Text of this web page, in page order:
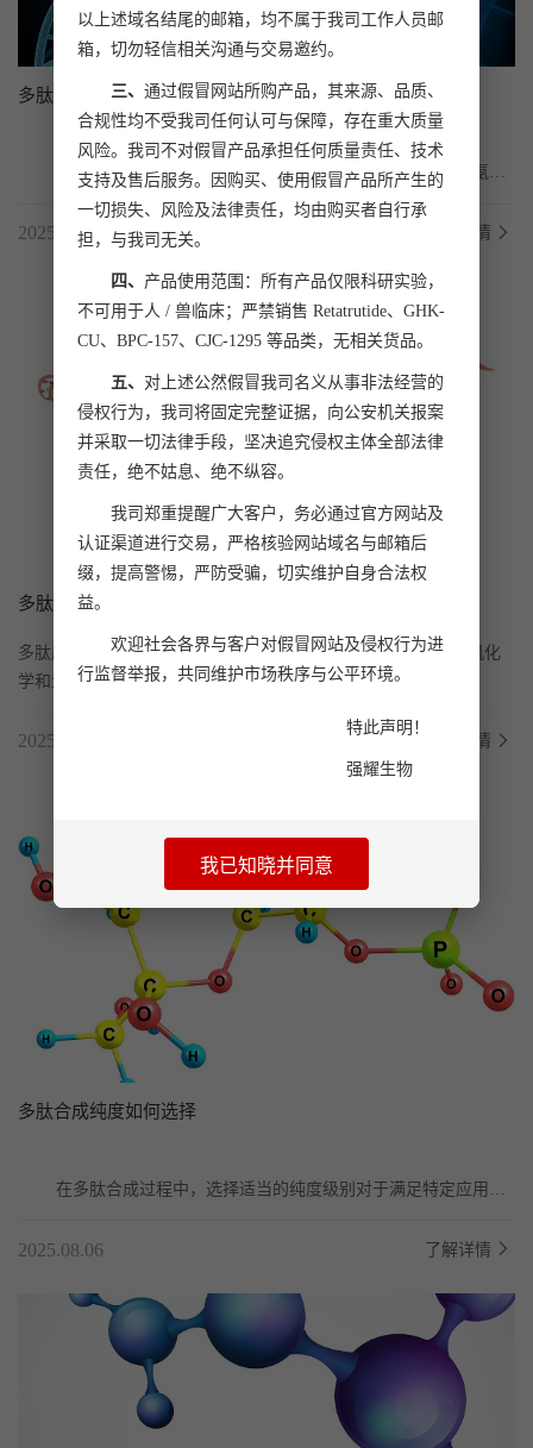
多肽文库合成
	多肽文库合成是一种高通量技术，用于合成大量具有不同氨基
酸序列的多肽分子集合，广泛应用于药物发现、表位...
2025.08.12 了解详情
多肽序列合成
多肽序列合成是一个复杂但至关重要的过程，在生物化学、有机化
学和生物技术领域具有广泛的应用。以下是对多肽序...
2025.08.08 了解详情
多肽合成纯度如何选择
	在多肽合成过程中，选择适当的纯度级别对于满足特定应用需
2025.08.06 了解详情
以上述域名结尾的邮箱，均不属于我司工作人员邮
箱，切勿轻信相关沟通与交易邀约。
三、 通过假冒网站所购产品，其来源、品质、
合规性均不受我司任何认可与保障，存在重大质量
风险。我司不对假冒产品承担任何质量责任、技术
支持及售后服务。因购买、使用假冒产品所产生的
一切损失、风险及法律责任，均由购买者自行承
担，与我司无关。
四、 产品使用范围：所有产品仅限科研实验，
不可用于人 / 兽临床；严禁销售 Retatrutide、GHK-
CU、BPC-157、CJC-1295 等品类，无相关货品。
五、 对上述公然假冒我司名义从事非法经营的
侵权行为，我司将固定完整证据，向公安机关报案
并采取一切法律手段，坚决追究侵权主体全部法律
责任，绝不姑息、绝不纵容。
我司郑重提醒广大客户，务必通过官方网站及
认证渠道进行交易，严格核验网站域名与邮箱后
缀，提高警惕，严防受骗，切实维护自身合法权
益。
欢迎社会各界与客户对假冒网站及侵权行为进
行监督举报，共同维护市场秩序与公平环境。
特此声明！
强耀生物
我已知晓并同意